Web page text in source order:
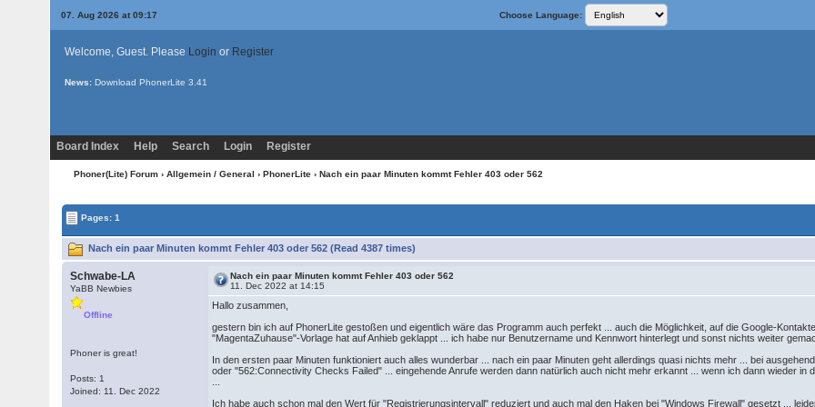
07. Aug 2026 at 09:17 Choose Language:
Welcome, Guest. Please Login or Register
News: Download PhonerLite 3.41
Board Index Help Search Login Register
Phoner(Lite) Forum › Allgemein / General › PhonerLite › Nach ein paar Minuten kommt Fehler 403 oder 562
Pages: 1
Nach ein paar Minuten kommt Fehler 403 oder 562 (Read 4387 times)
Schwabe-LA
YaBB Newbies
Offline
Phoner is great!
Posts: 1
Joined: 11. Dec 2022
Nach ein paar Minuten kommt Fehler 403 oder 562
11. Dec 2022 at 14:15
Hallo zusammen,
gestern bin ich auf PhonerLite gestoßen und eigentlich wäre das Programm auch perfekt ... auch die Möglichkeit, auf die Google-
"MagentaZuhause"-Vorlage hat auf Anhieb geklappt ... ich habe nur Benutzername und Kennwort hinterlegt und sonst nichts weiter
In den ersten paar Minuten funktioniert auch alles wunderbar ... nach ein paar Minuten geht allerdings quasi nichts mehr ... bei
oder "562:Connectivity Checks Failed" ... eingehende Anrufe werden dann natürlich auch nicht mehr erkannt ... wenn ich dann wieder
Ich habe auch schon mal den Wert für "Registrierungsintervall" reduziert und auch mal den Haken bei "Windows Firewall" gesetzt ...